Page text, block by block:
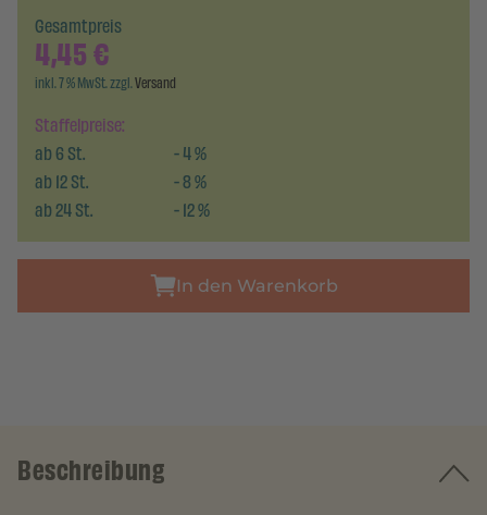
Staffelpreise:
ab6St. -4%
ab12St. -8%
ab24St. -12%
Gesamtpreis
4,45€
inkl. 7 % MwSt. zzgl.Versand
In den Warenkorb
Beschreibung